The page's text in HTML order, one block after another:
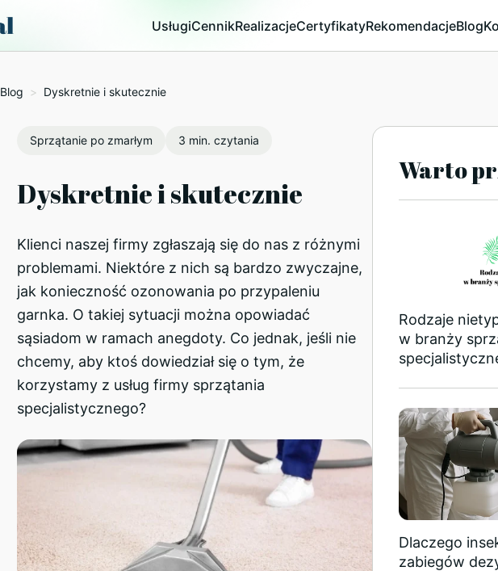
UsługiCennikRealizacjeCertyfikatyRekomendacjeBlog
Blog > Dyskretnie i skutecznie
Sprzątanie po zmarłym 3 min. czytania
Dyskretnie i skutecznie
Klienci naszej firmy zgłaszają się do nas z różnymi
problemami. Niektóre z nich są bardzo zwyczajne,
jak konieczność ozonowania po przypaleniu
garnka. O takiej sytuacji można opowiadać
sąsiadom w ramach anegdoty. Co jednak, jeśli nie
chcemy, aby ktoś dowiedział się o tym, że
korzystamy z usług firmy sprzątania
specjalistycznego?
Warto
Rodzaje
w branży
Dlaczego
zabiegów